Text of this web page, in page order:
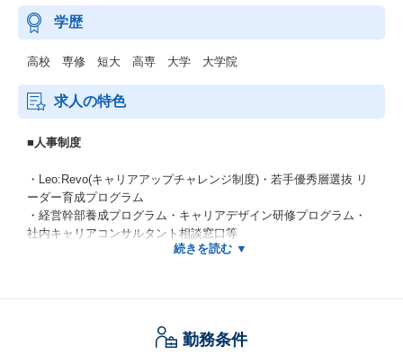
学歴
高校 専修 短大 高専 大学 大学院
求人の特色
■人事制度
・Leo:Revo(キャリアアップチャレンジ制度)・若手優秀層選抜 リ
ーダー育成プログラム
・経営幹部養成プログラム・キャリアデザイン研修プログラム・
社内キャリアコンサルタント相談窓口等
・『健康経営優良法人(ホワイト500)』認定
・『プラチナくるみん』認定(2017～)
勤務条件